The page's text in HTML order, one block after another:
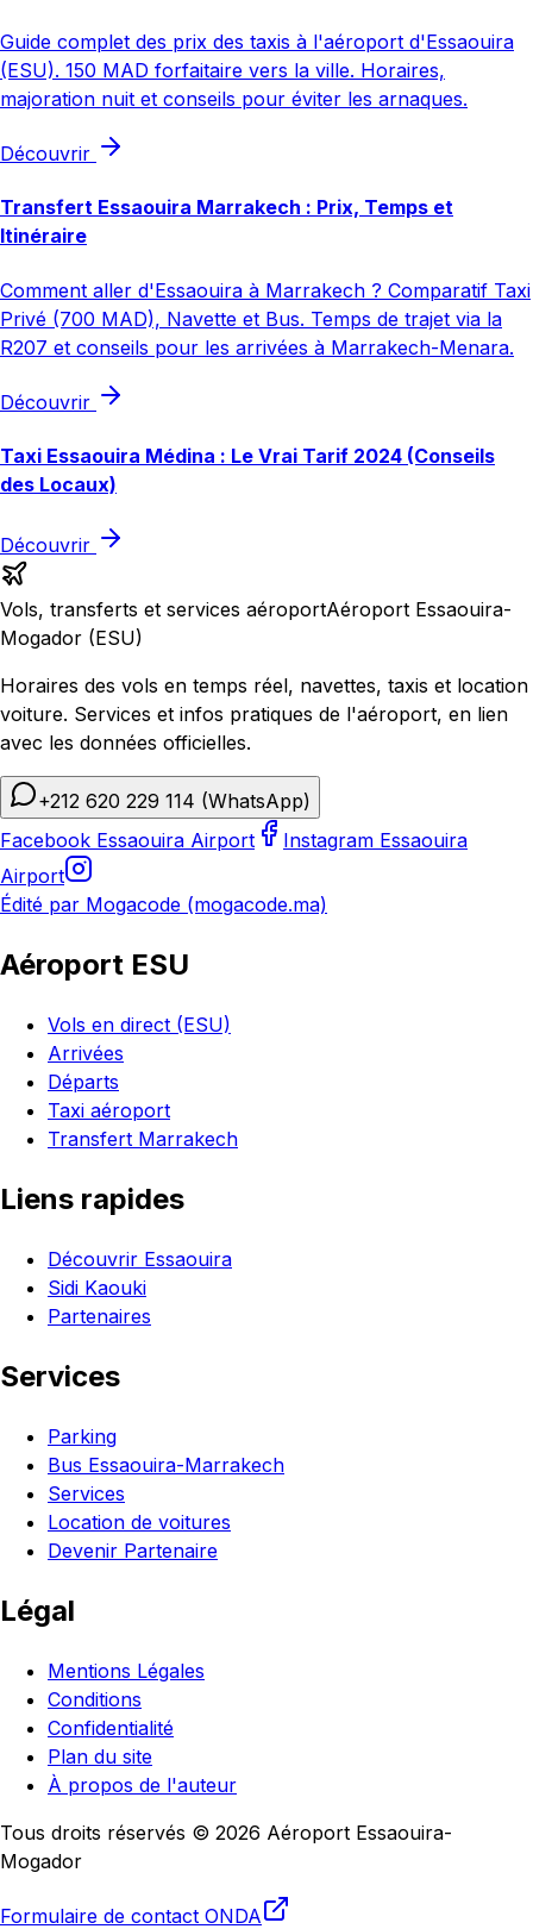
Guide complet des prix des taxis à l'aéroport d'Essaouira
(ESU). 150 MAD forfaitaire vers la ville. Horaires,
majoration nuit et conseils pour éviter les arnaques.
Découvrir
Transfert Essaouira Marrakech : Prix, Temps et
Itinéraire
Comment aller d'Essaouira à Marrakech ? Comparatif Taxi
Privé (700 MAD), Navette et Bus. Temps de trajet via la
R207 et conseils pour les arrivées à Marrakech-Menara.
Découvrir
Taxi Essaouira Médina : Le Vrai Tarif 2024 (Conseils
des Locaux)
Découvrir
Vols, transferts et services aéroportAéroport Essaouira-
Mogador (ESU)
Horaires des vols en temps réel, navettes, taxis et location
voiture. Services et infos pratiques de l'aéroport, en lien
avec les données officielles.
+212 620 229 114 (WhatsApp)
Facebook Essaouira Airport
Instagram Essaouira
Airport
Édité par Mogacode (mogacode.ma)
Aéroport ESU
Vols en direct (ESU)
Arrivées
Départs
Taxi aéroport
Transfert Marrakech
Liens rapides
Découvrir Essaouira
Sidi Kaouki
Partenaires
Services
Parking
Bus Essaouira-Marrakech
Services
Location de voitures
Devenir Partenaire
Légal
Mentions Légales
Conditions
Confidentialité
Plan du site
À propos de l'auteur
Tous droits réservés © 2026 Aéroport Essaouira-
Mogador
Formulaire de contact ONDA